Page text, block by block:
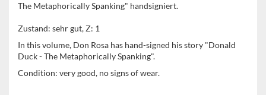
The Metaphorically Spanking" handsigniert.
Zustand: sehr gut, Z: 1
In this volume, Don Rosa has hand-signed his story "Donald
Duck - The Metaphorically Spanking".
Condition: very good, no signs of wear.